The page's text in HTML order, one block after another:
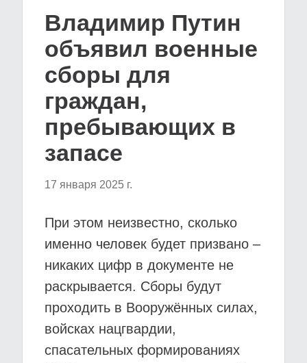
Владимир Путин
объявил военные
сборы для
граждан,
пребывающих в
запасе
17 января 2025 г.
При этом неизвестно, сколько
именно человек будет призвано –
никаких цифр в документе не
раскрывается. Сборы будут
проходить в Вооружённых силах,
войсках нацгвардии,
спасательных формированиях